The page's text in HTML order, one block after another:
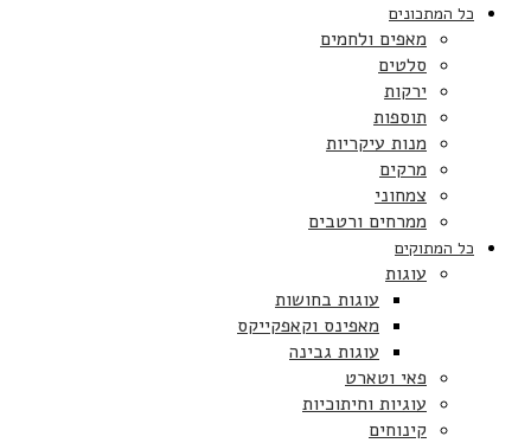
כל המתכונים
מאפים ולחמים
סלטים
ירקות
תוספות
מנות עיקריות
מרקים
צמחוני
ממרחים ורטבים
כל המתוקים
עוגות
עוגות בחושות
מאפינס וקאפקייקס
עוגות גבינה
פאי וטארט
עוגיות וחיתוכיות
קינוחים